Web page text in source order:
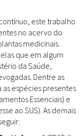
este trabalho
no acervo do
medicinais.
que em algum
da Saúde,
Dentre as
espécies presentes
Essenciais) e
ao SUS). As demais